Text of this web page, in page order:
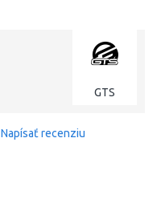
GTS
Napísať recenziu